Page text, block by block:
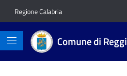
Regione Calabria
Comune di